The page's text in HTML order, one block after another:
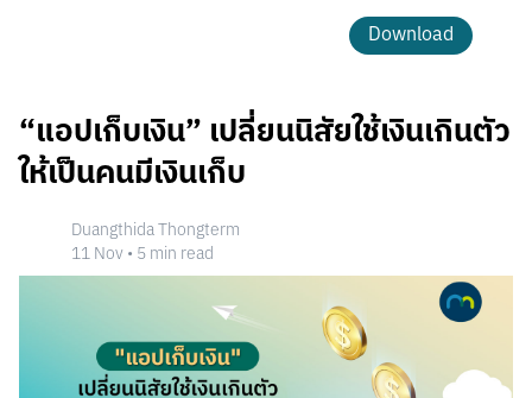
Download
“แอปเก็บเงิน” เปลี่ยนนิสัยใช้เงินเกินตัว
ให้เป็นคนมีเงินเก็บ
Duangthida Thongterm
11 Nov• 5min read